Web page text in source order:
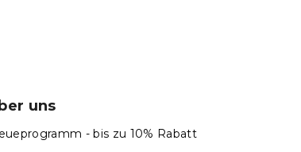
uns
- bis zu 10% Rabatt